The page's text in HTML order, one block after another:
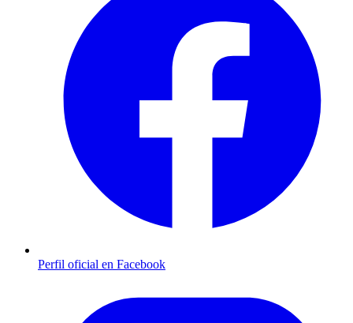
Perfil oficial en Facebook